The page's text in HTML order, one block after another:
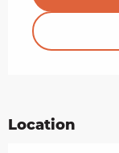
Location